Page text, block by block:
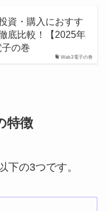
Web3電子の巻
資・購入におすす
底比較！【2025年
の巻
特徴
下の3つです。